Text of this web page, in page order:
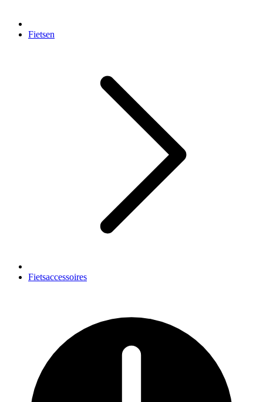
Fietsen
Fietsaccessoires